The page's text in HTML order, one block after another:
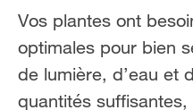
Vos plantes ont
optimales pour bien
de lumière, d’eau et
quantités